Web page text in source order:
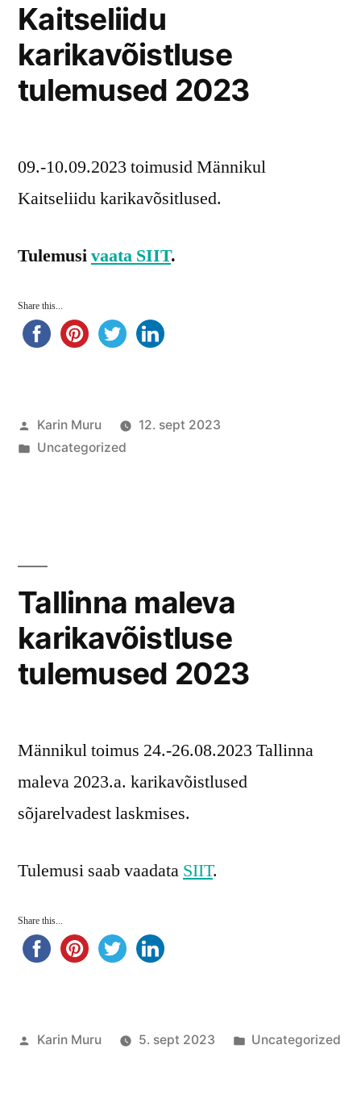
Kaitseliidu
karikavõistluse
tulemused 2023
09.-10.09.2023 toimusid Männikul
Kaitseliidu karikavõsitlused.
Tulemusivaata SIIT.
Share this...
Posted
by
Karin Muru
12. sept 2023
Posted
Uncategorized
Tallinna maleva
karikavõistluse
tulemused 2023
Männikul toimus 24.-26.08.2023 Tallinna
maleva 2023.a. karikavõistlused
sõjarelvadest laskmises.
Tulemusi saab vaadata SIIT.
Share this...
Posted
Karin Muru 5. sept 2023
Posted
Uncategorized